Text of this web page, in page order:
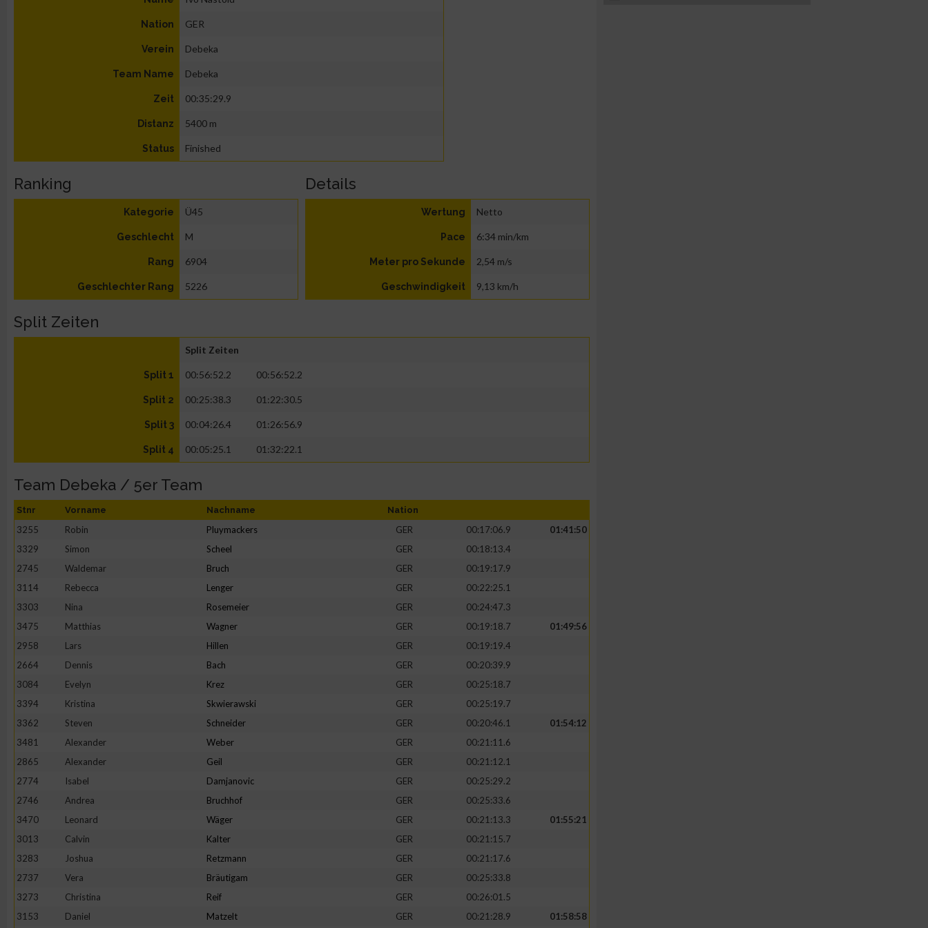
Nation GER
Verein Debeka
Team Name Debeka
Zeit 00:35:29.9
Distanz 5400 m
Status Finished
Ranking
Kategorie Ü45
Geschlecht M
Rang 6904
Geschlechter Rang 5226
Details
Wertung Netto
Pace 6:34 min/km
Meter pro Sekunde 2,54 m/s
Geschwindigkeit 9,13 km/h
Split Zeiten
Split Zeiten
Split 1 00:56:52.2 00:56:52.2
Split 2 00:25:38.3 01:22:30.5
Split 3 00:04:26.4 01:26:56.9
Split 4 00:05:25.1 01:32:22.1
Team Debeka / 5er Team
Stnr Vorname Nachname Nation
3255 Robin Pluymackers GER 00:17:06.9
01:41:50
3329
Simon Scheel GER
00:18:13.4
2745
Waldemar Bruch GER
00:19:17.9
3114
Rebecca Lenger GER
00:22:25.1
3303
Nina Rosemeier GER
00:24:47.3
3475
Matthias Wagner GER 00:19:18.7
01:49:56
2958
Lars Hillen GER
00:19:19.4
2664
Dennis Bach GER
00:20:39.9
3084
Evelyn Krez GER
00:25:18.7
3394
Kristina Skwierawski GER
00:25:19.7
3362
Steven Schneider GER 00:20:46.1
01:54:12
3481
Alexander Weber GER
00:21:11.6
2865
Alexander Geil GER
00:21:12.1
2774
Isabel Damjanovic GER
00:25:29.2
2746
Andrea Bruchhof GER
00:25:33.6
3470
Leonard Wäger GER 00:21:13.3
01:55:21
3013
Calvin Kalter GER
00:21:15.7
3283
Joshua Retzmann GER
00:21:17.6
2737
Vera Bräutigam GER
00:25:33.8
3273
Christina Reif GER
00:26:01.5
3153
Daniel Matzelt GER 00:21:28.9
01:58:58